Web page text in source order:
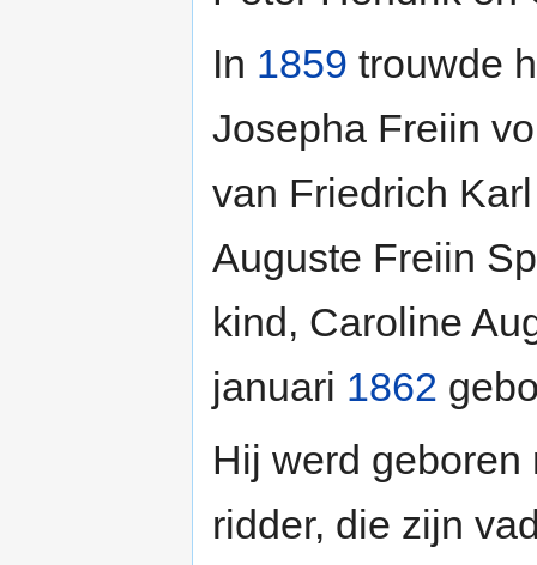
In 1859 trouwde
Josepha Freiin
van Friedrich
Auguste Freiin
kind, Caroline
januari 1862
Hij werd
ridder, die zijn